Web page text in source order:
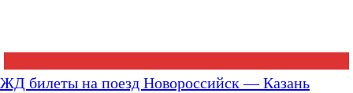
ЖД билеты на поезд Новороссийск — Казань